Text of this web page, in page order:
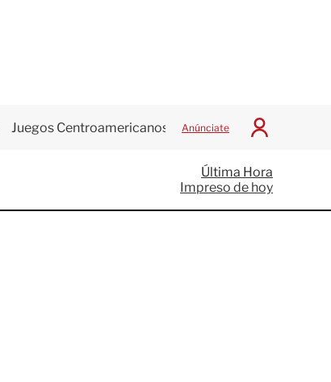
Juegos Centroamericanos Anúnciate
I
c
i
a
Última Hora
Impreso de hoy